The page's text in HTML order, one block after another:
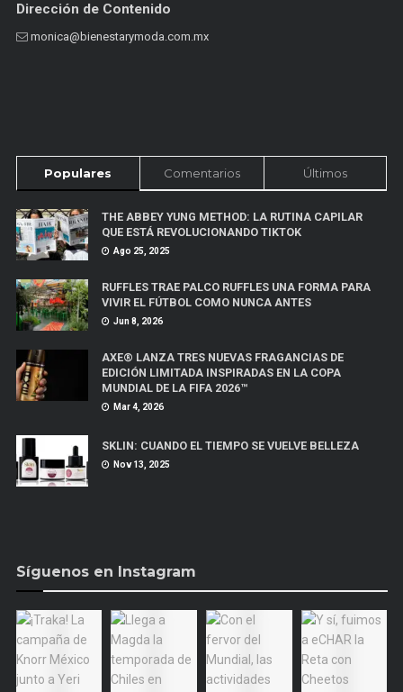
Dirección de Contenido
monica@bienestarymoda.com.mx
Populares Comentarios Últimos
THE ABBEY YUNG METHOD: LA RUTINA CAPILAR
QUE ESTÁ REVOLUCIONANDO TIKTOK
Ago 25, 2025
RUFFLES TRAE PALCO RUFFLES UNA FORMA PARA
VIVIR EL FÚTBOL COMO NUNCA ANTES
Jun 8, 2026
AXE® LANZA TRES NUEVAS FRAGANCIAS DE
EDICIÓN LIMITADA INSPIRADAS EN LA COPA
MUNDIAL DE LA FIFA 2026™
Mar 4, 2026
SKLIN: CUANDO EL TIEMPO SE VUELVE BELLEZA
Nov 13, 2025
Síguenos en Instagram